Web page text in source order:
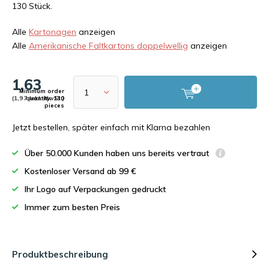
130 Stück.
Alle Kartonagen anzeigen
Alle Amerikanische Faltkartons doppelwellig anzeigen
1,63
(1,97 Inkl. MwSt.)
Minimum order
quantity: 130
pieces
Jetzt bestellen, später einfach mit Klarna bezahlen
Über 50.000 Kunden haben uns bereits vertraut
Kostenloser Versand ab 99 €
Ihr Logo auf Verpackungen gedruckt
Immer zum besten Preis
Produktbeschreibung